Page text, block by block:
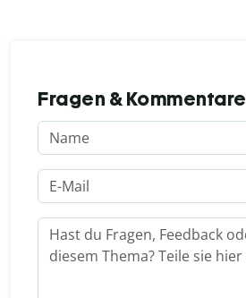
Fragen & Kommentare